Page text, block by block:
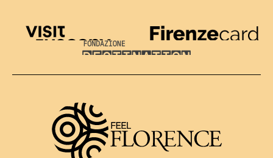
Visit Tuscany
Firenze Card
Destination Florence